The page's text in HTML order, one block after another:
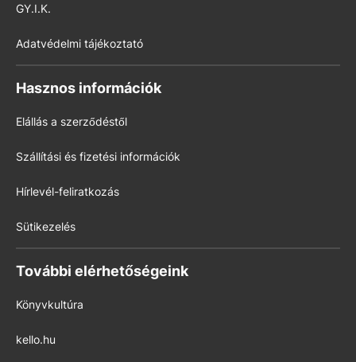
GY.I.K.
Adatvédelmi tájékoztató
Hasznos információk
Elállás a szerződéstől
Szállítási és fizetési információk
Hírlevél-feliratkozás
Sütikezelés
További elérhetőségeink
Könyvkultúra
kello.hu